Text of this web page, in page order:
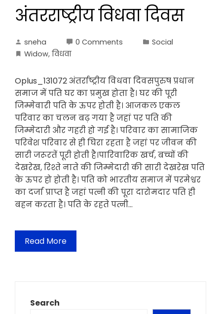
अंतरराष्ट्रीय विधवा दिवस
sneha 0 Comments
Social
Widow, विधवा
Oplus_131072 अंतर्राष्ट्रीय विधवा दिवसपुरुष प्रधान
समाज में पति घर का प्रमुख होता है। घर की पूरी
जिम्मेवारी पति के ऊपर होती है। आजकल एकल
परिवार का चलन बढ़ गया है जहां पर पति की
जिम्मेदारी और गहरी हो गई है। परिवार का सामाजिक
परिवेश परिवार से ही घिरा रहता है जहां पर जीवन की
सारी जरूरतें पूरी होती है।पारिवारिक खर्च, बच्चों की
देखरेख, रिश्ते नाते की जिम्मेदारी की सारी देखरेख पति
के ऊपर हो होती है। पति को भारतीय समाज में परमेश्वर
का दर्जा प्राप्त है जहां पत्नी की पूरा दारोमदार पति ही
बहन करता है। पति के रहते पत्नी…
Read More
Search